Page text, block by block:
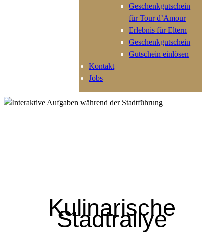
Geschenkgutschein
für Tour d’Amour
Erlebnis für Eltern
Geschenkgutschein
Gutschein einlösen
Kontakt
Jobs
Kulinarische
Stadtrallye